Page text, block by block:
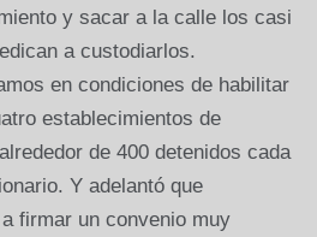
y sacar a la calle los casi
a custodiarlos.
en condiciones de habilitar
establecimientos de
de 400 detenidos cada
Y adelantó que
firmar un convenio muy